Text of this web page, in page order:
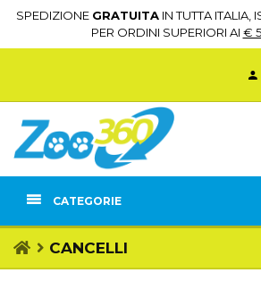
SPEDIZIONE GRATUITAIN TUTTA ITALIA,
PER ORDINI SUPERIORI AI €
CATEGORIE
CANCELLI